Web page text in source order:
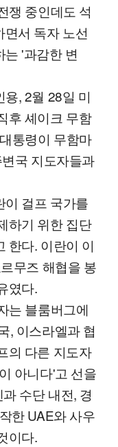
쟁 중인데도 석
서 독자 노선
'과감한 변
, 2월 28일 미
후 셰이크 무함
통령이 무함마
국 지도자들과
이 걸프 국가를
하기 위한 집단
한다. 이란이 이
무즈 해협을 봉
였다.
는 블룸버그에
, 이스라엘과 협
의 다른 지도자
아니다'고 선을
수단 내전, 경
한 UAE와 사우
이다.